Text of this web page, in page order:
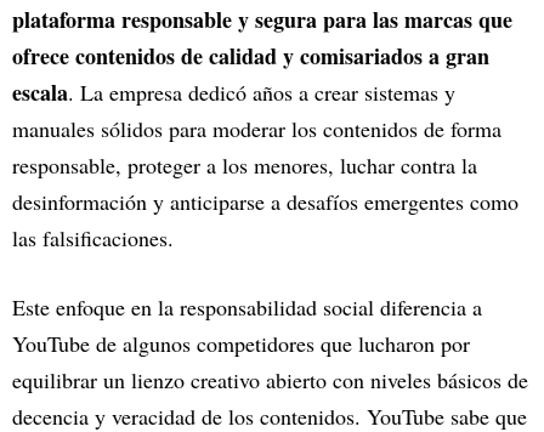
plataforma responsable y segura para las marcas que
ofrece contenidos de calidad y comisariados a gran
escala. La empresa dedicó años a crear sistemas y
manuales sólidos para moderar los contenidos de forma
responsable, proteger a los menores, luchar contra la
desinformación y anticiparse a desafíos emergentes como
las falsificaciones.
Este enfoque en la responsabilidad social diferencia a
YouTube de algunos competidores que lucharon por
equilibrar un lienzo creativo abierto con niveles básicos de
decencia y veracidad de los contenidos. YouTube sabe que